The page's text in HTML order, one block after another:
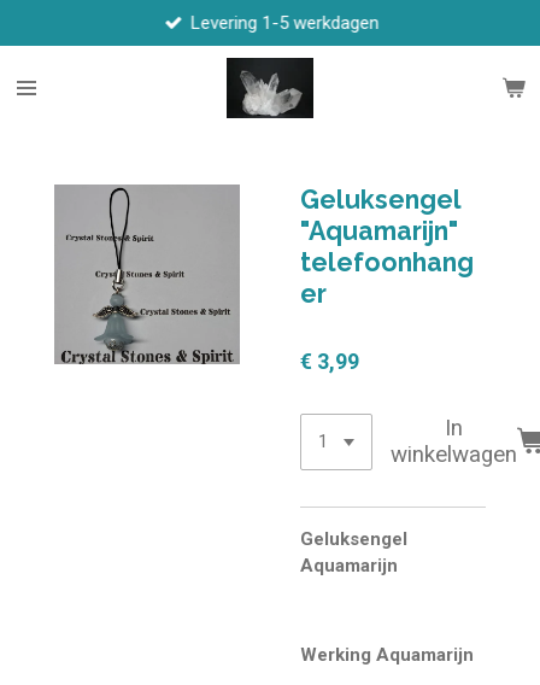
direct
naar
Levering 1-5 werkdagen
Geluksengel
"Aquamarijn"
telefoonhang
er
€ 3,99
In
winkelwagen
Geluksengel
Aquamarijn
Werking Aquamarijn